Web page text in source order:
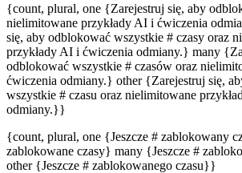
{count, plural, one {Zarejestruj się, aby
nielimitowane przykłady AI i ćwiczenia
się, aby odblokować wszystkie # czasy oraz
przykłady AI i ćwiczenia odmiany.} many
odblokować wszystkie # czasów oraz
ćwiczenia odmiany.} other {Zarejestruj się,
wszystkie # czasu oraz nielimitowane
odmiany.}}
{count, plural, one {Jeszcze # zablokowany
zablokowane czasy} many {Jeszcze #
other {Jeszcze # zablokowanego czasu}}